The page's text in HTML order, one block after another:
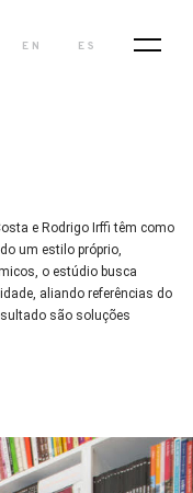
EN ES
e Rodrigo Irffi têm como
um estilo próprio,
o estúdio busca
aliando referências do
são soluções